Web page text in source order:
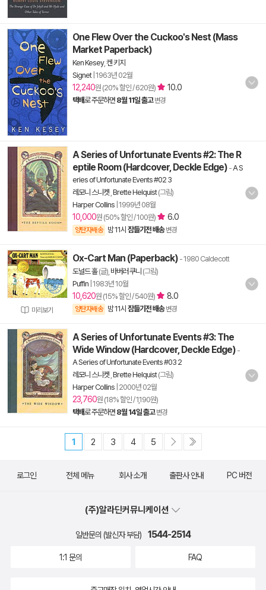
One Flew Over the Cuckoo's Nest (Mass
Market Paperback)
Ken Kesey, 켄 키지
Signet| 1963년 02월
12,240원 (20% 할인 / 620원) 10.0
택배로 주문하면 8월 11일 출고 변경
A Series of Unfortunate Events #2: The R
eptile Room (Hardcover, Deckle Edge) -A S
eries of Unfortunate Events #02 3
레모니 스니켓 Brette Helquist(그림)
Harper Collins 1999년 08월
10,000원 (50% 할인 / 100원) 6.0
양탄자배송 밤 11시 잠들기전 배송 변경
미리보기
Ox-Cart Man (Paperback) - 1980 Caldecott
도널드 홀(글), 바버러 쿠니 (그림)
Puffin 1983년 10월
10,620원 (15% 할인 / 540원) 8.0
양탄자배송 밤 11시 잠들기전 배송 변경
A Series of Unfortunate Events #3: The
Wide Window (Hardcover, Deckle Edge) -
A Series of Unfortunate Events #03 2
레모니 스니켓 Brette Helquist(그림)
Harper Collins 2000년 02월
23,760원 (18% 할인 / 1,190원)
택배로 주문하면 8월 14일 출고 변경
1 2 3 4 5
로그인 전체 메뉴 회사 소개 출판사 안내 PC 버전
(주)알라딘커뮤니케이션
일반문의 (발신자 부담) 1544-2514
1:1 문의 FAQ